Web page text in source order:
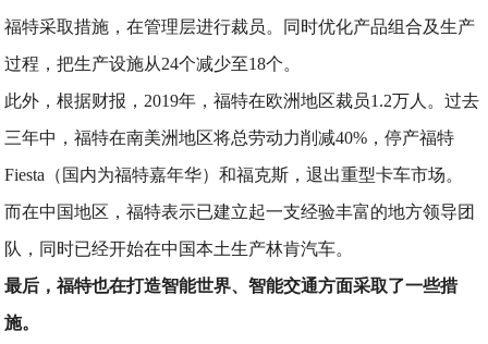
福特采取措施，在管理层进行裁员。同时优化产品组合及生产
过程，把生产设施从24个减少至18个。
此外，根据财报，2019年，福特在欧洲地区裁员1.2万人。过去
三年中，福特在南美洲地区将总劳动力削减40%，停产福特
Fiesta（国内为福特嘉年华）和福克斯，退出重型卡车市场。
而在中国地区，福特表示已建立起一支经验丰富的地方领导团
队，同时已经开始在中国本土生产林肯汽车。
最后，福特也在打造智能世界、智能交通方面采取了一些措
施。